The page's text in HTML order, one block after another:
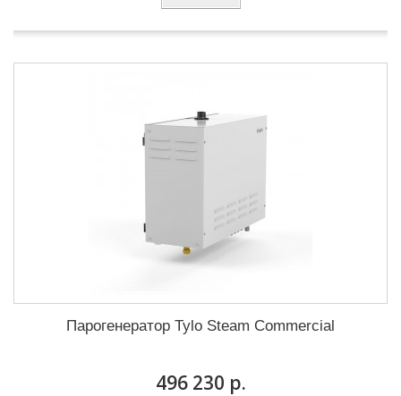
Парогенератор Tylo Steam Commercial
496 230 р.